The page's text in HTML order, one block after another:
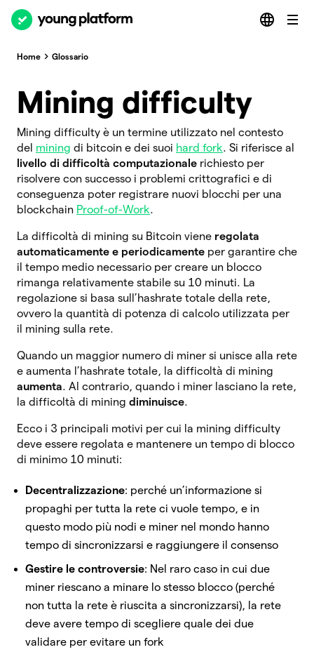
Home Glossario
Mining difficulty
Mining difficulty è un termine utilizzato nel contesto
del mining di bitcoin e dei suoi hard fork. Si riferisce al
livello di difficoltà computazionale richiesto per
risolvere con successo i problemi crittografici e di
conseguenza poter registrare nuovi blocchi per una
blockchain Proof-of-Work.
La difficoltà di mining su Bitcoin viene regolata
automaticamente e periodicamente per garantire che
il tempo medio necessario per creare un blocco
rimanga relativamente stabile su 10 minuti. La
regolazione si basa sull’hashrate totale della rete,
ovvero la quantità di potenza di calcolo utilizzata per
il mining sulla rete.
Quando un maggior numero di miner si unisce alla rete
e aumenta l’hashrate totale, la difficoltà di mining
aumenta. Al contrario, quando i miner lasciano la rete,
la difficoltà di mining diminuisce.
Ecco i 3 principali motivi per cui la mining difficulty
deve essere regolata e mantenere un tempo di blocco
di minimo 10 minuti:
Decentralizzazione: perché un’informazione si
propaghi per tutta la rete ci vuole tempo, e in
questo modo più nodi e miner nel mondo hanno
tempo di sincronizzarsi e raggiungere il consenso
Gestire le controversie: Nel raro caso in cui due
miner riescano a minare lo stesso blocco (perché
non tutta la rete è riuscita a sincronizzarsi), la rete
deve avere tempo di scegliere quale dei due
validare per evitare un fork